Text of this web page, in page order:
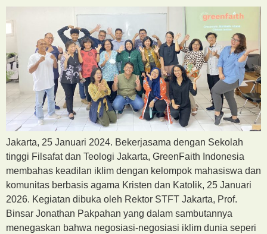
Jakarta, 25 Januari 2024. Bekerjasama dengan Sekolah
tinggi Filsafat dan Teologi Jakarta, GreenFaith Indonesia
membahas keadilan iklim dengan kelompok mahasiswa dan
komunitas berbasis agama Kristen dan Katolik, 25 Januari
2026. Kegiatan dibuka oleh Rektor STFT Jakarta, Prof.
Binsar Jonathan Pakpahan yang dalam sambutannya
menegaskan bahwa negosiasi-negosiasi iklim dunia seperi